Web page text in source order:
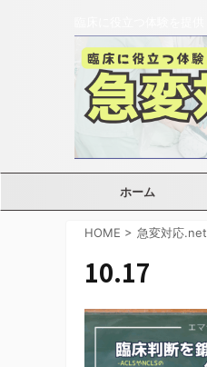
ホーム
HOME > 急変対応.net
10.17